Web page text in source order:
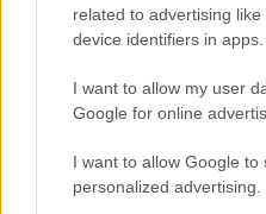
related to advertising
device identifiers in apps.
I want to allow my user
Google for online
I want to allow Google to
personalized advertising.
LA FINANCE